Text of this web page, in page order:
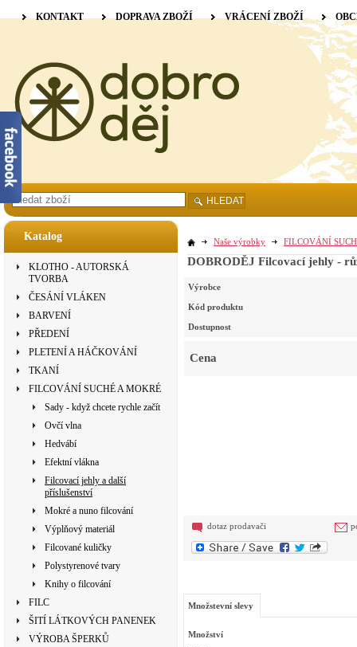
Katalog
KLOTHO - AUTORSKÁ
TVORBA
ČESÁNÍ VLÁKEN
BARVENÍ
PŘEDENÍ
PLETENÍ A HÁČKOVÁNÍ
TKANÍ
FILCOVÁNÍ SUCHÉ A MOKRÉ
Sady - když chcete rychle začít
Ovčí vlna
Hedvábí
Efektní vlákna
Filcovací jehly a další
příslušenství
Mokré a nuno filcování
Výplňový materiál
Filcované kuličky
Polystyrenové tvary
Knihy o filcování
FILC
ŠITÍ LÁTKOVÝCH PANENEK
VÝROBA ŠPERKŮ
Naše výrobky FILCOVÁNÍ
DOBRODĚJ Filcovací jehly -
Výrobce
Kód produktu
Dostupnost
Cena
dotaz prodavači
Množstevní slevy
Množství
KONTAKT DOPRAVA ZBOŽÍ VRÁCENÍ ZBOŽÍ
HLEDAT